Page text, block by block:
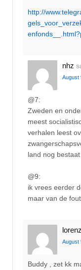
http://
nhz
August
@7:
Zweden en
meest
verhalen leest
land nog bestaat
@9:
ik vrees eerder
maar van de
August
Buddy , zet kk